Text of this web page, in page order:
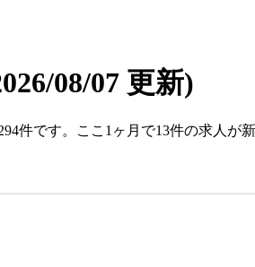
08/07 更新)
件です。ここ1ヶ月で13件の求人が